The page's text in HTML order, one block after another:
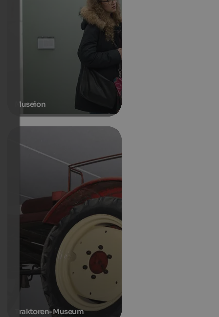
Museion
Traktoren-Museum